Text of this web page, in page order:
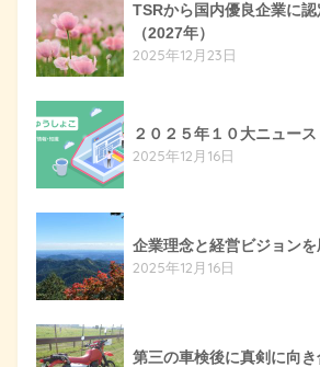
TSRから国内優良企業に
（2027年）
2025年12月23日
２０２５年１０大ニュース
2025年12月16日
企業理念と経営ビジョン
2025年12月16日
第三の車検後に真剣に向き